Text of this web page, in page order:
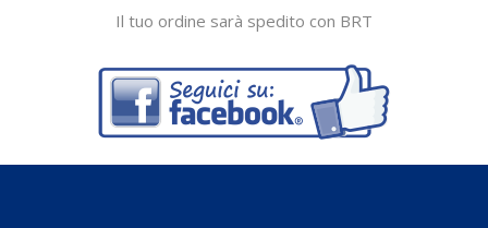
Il tuo ordine sarà spedito con BRT